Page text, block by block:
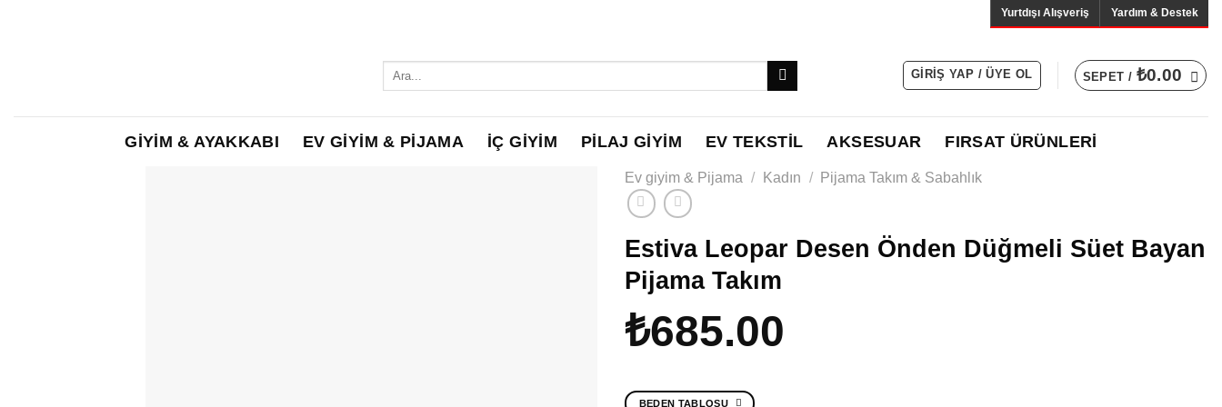
Yurtdışı Alışveriş Yardım & Destek
GIRIŞ YAP / ÜYE OL SEPET / ₺0.00
GİYİM & AYAKKABI EV GİYİM & PİJAMA İÇ GİYİM PİLAJ GİYİM EV TEKSTİL AKSESUAR FIRSAT ÜRÜNLERİ
Ev giyim & Pijama / Kadın / Pijama Takım & Sabahlık
Estiva Leopar Desen Önden Düğmeli Süet Bayan
Pijama Takım
₺685.00
BEDEN TABLOSU